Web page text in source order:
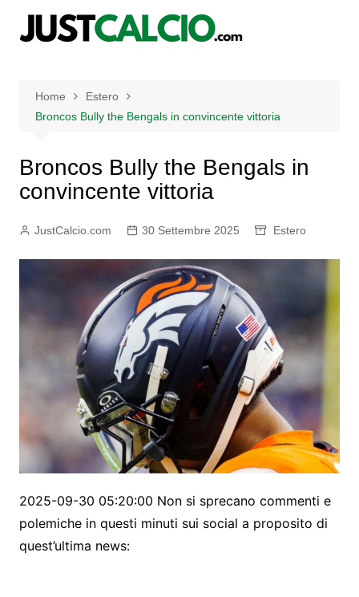
Home
Estero
Broncos Bully the Bengals in convincente vittoria
Broncos Bully the Bengals in
convincente vittoria
JustCalcio.com 30 Settembre 2025 Estero
2025-09-30 05:20:00 Non si sprecano commenti e
polemiche in questi minuti sui social a proposito di
quest’ultima news: